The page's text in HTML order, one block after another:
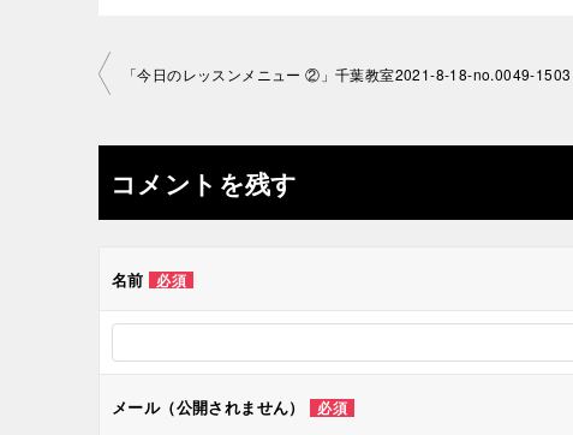
投
ナ
ビ
ゲ
ー
「今日のレッスンメニュー ②」千葉教室2021-8-18-no.0049-1503
コメントを残す
名前 必須
メール（公開されません） 必須